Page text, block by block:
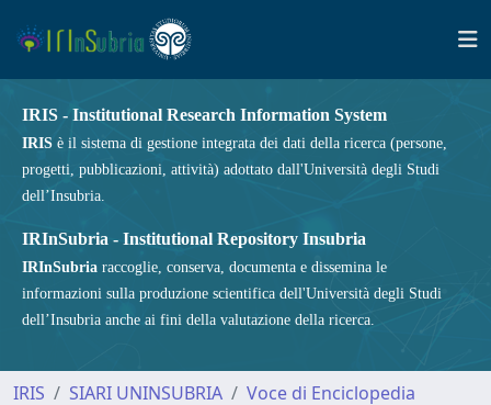
IRIS - Institutional Research Information System
IRIS è il sistema di gestione integrata dei dati della ricerca (persone,
progetti, pubblicazioni, attività) adottato dall'Università degli Studi
dell’Insubria.
IRInSubria - Institutional Repository Insubria
IRInSubria raccoglie, conserva, documenta e dissemina le
informazioni sulla produzione scientifica dell'Università degli Studi
dell’Insubria anche ai fini della valutazione della ricerca.
IRIS SIARI UNINSUBRIA
Voce di Enciclopedia